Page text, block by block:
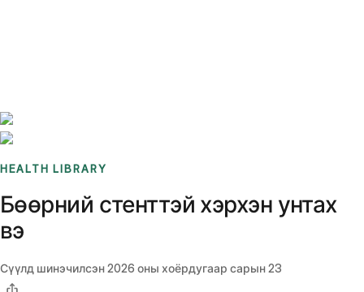
HEALTH LIBRARY
Бөөрний стенттэй хэрхэн унтах
вэ
Сүүлд шинэчилсэн2026 оны хоёрдугаар сарын 23